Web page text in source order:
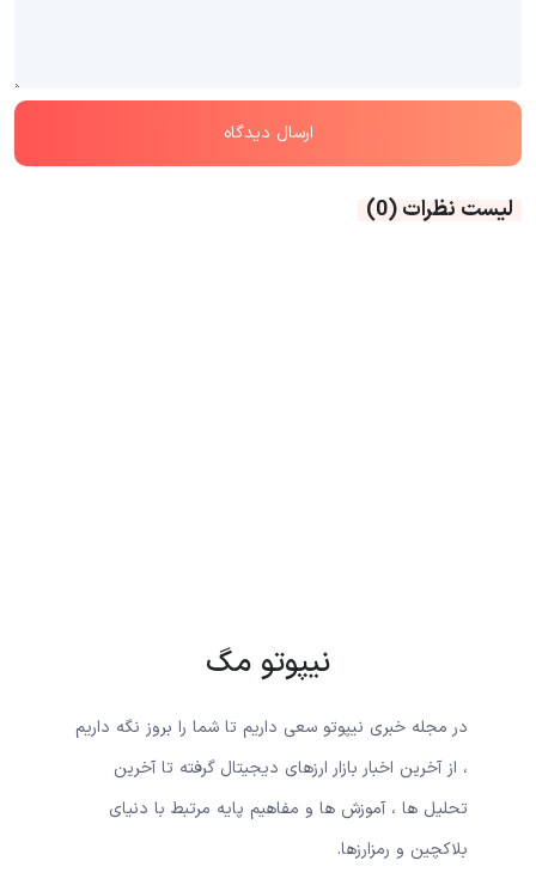
لیست نظرات(0)
نیپوتو مگ
در مجله خبری نیپوتو سعی داریم تا شما را بروز نگه داریم
، از آخرین اخبار بازار ارزهای دیجیتال گرفته تا آخرین
تحلیل ها ، آموزش ها و مفاهیم پایه مرتبط با دنیای
بلاکچین و رمزارزها.